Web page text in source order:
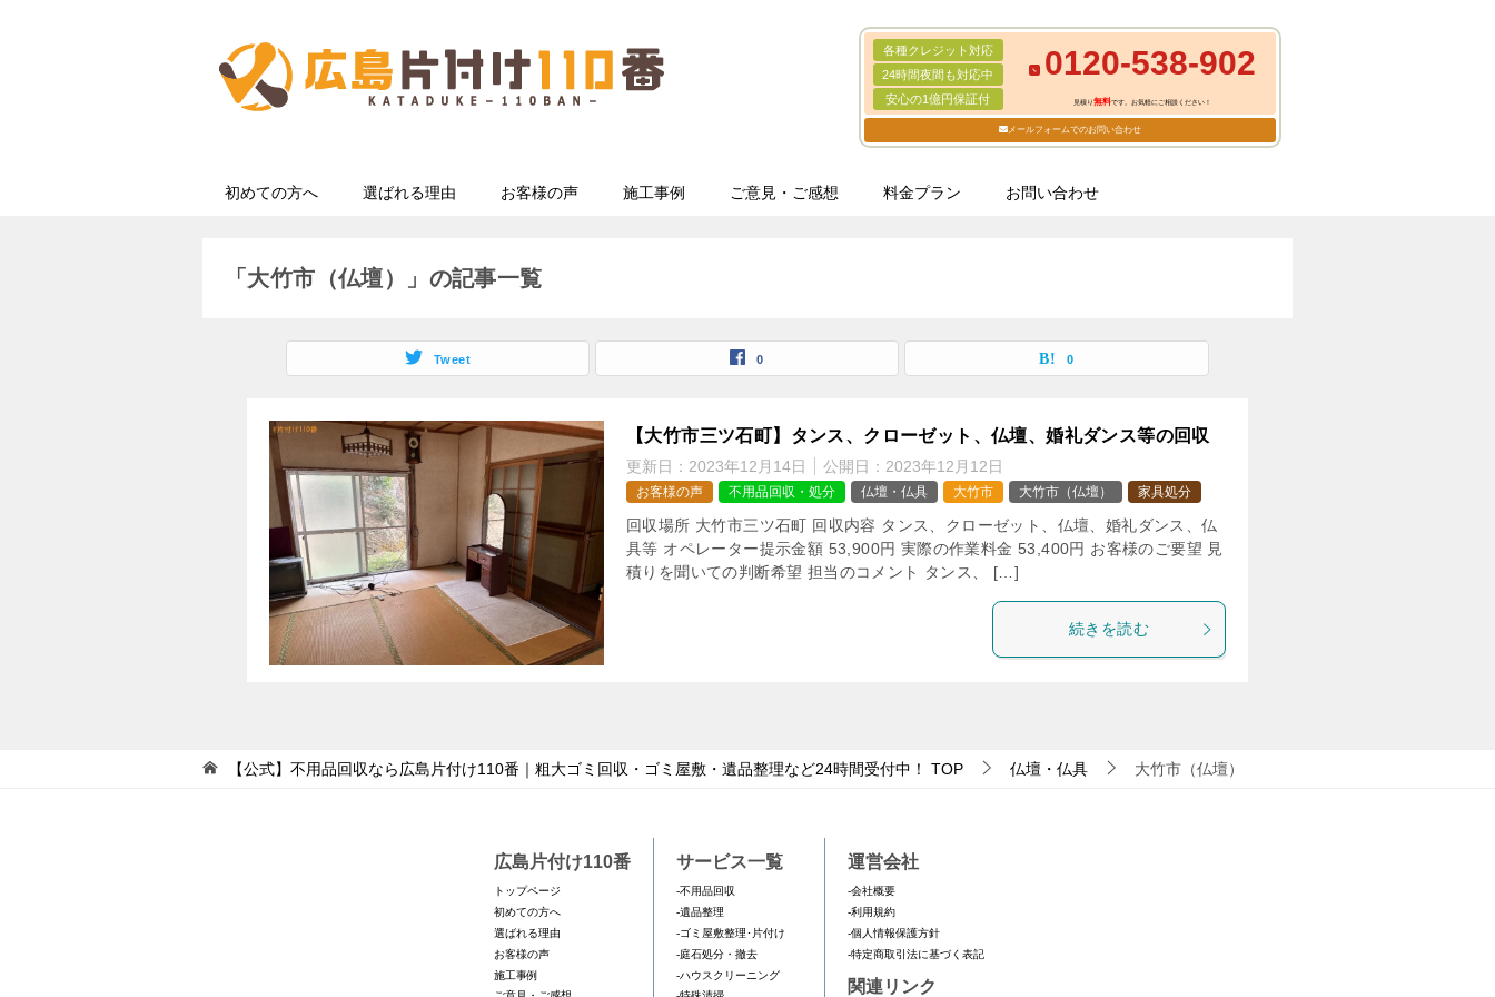
各種クレジット対応
24時間夜間も対応中
安心の1億円保証付
0120-538-902
見積り無料です。お気軽にご相談ください！
メールフォームでのお問い合わせ
初めての方へ 選ばれる理由 お客様の声 施工事例 ご意見・ご感想 料金プラン お問い合わせ
「大竹市（仏壇）」の記事一覧
Tweet 0 0
【大竹市三ツ石町】タンス、クローゼット、仏壇、婚礼ダンス等の回収
更新日： 2023年12月14日 公開日： 2023年12月12日
お客様の声 不用品回収・処分 仏壇・仏具 大竹市 大竹市（仏壇） 家具処分
回収場所 大竹市三ツ石町 回収内容 タンス、クローゼット、仏壇、婚礼ダンス、仏
具等 オペレーター提示金額 53,900円 実際の作業料金 53,400円 お客様のご要望 見
積りを聞いての判断希望 担当のコメント タンス、 […]
続きを読む
【公式】不用品回収なら広島片付け110番｜粗大ゴミ回収・ゴミ屋敷・遺品整理など24時間受付中！ TOP 仏壇・仏具 大竹市（仏壇）
広島片付け110番
トップページ
初めての方へ
選ばれる理由
お客様の声
施工事例
サービス一覧
-不用品回収
-遺品整理
-ゴミ屋敷整理･片付け
-庭石処分・撤去
-ハウスクリーニング
運営会社
-会社概要
-利用規約
-個人情報保護方針
-特定商取引法に基づく表記
関連リンク